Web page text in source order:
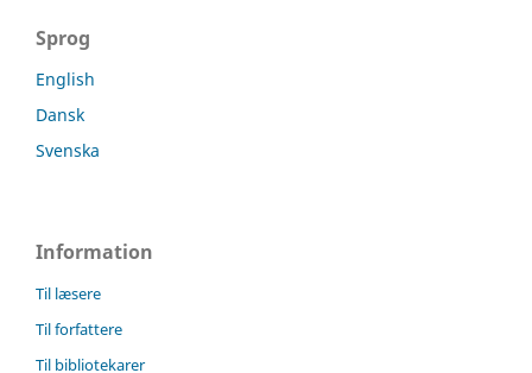
Sprog
English
Dansk
Svenska
Information
Til læsere
Til forfattere
Til bibliotekarer